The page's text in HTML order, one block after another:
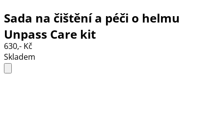
Sada na čištění a péči o helmu
Unpass Care kit
630,- Kč
Skladem